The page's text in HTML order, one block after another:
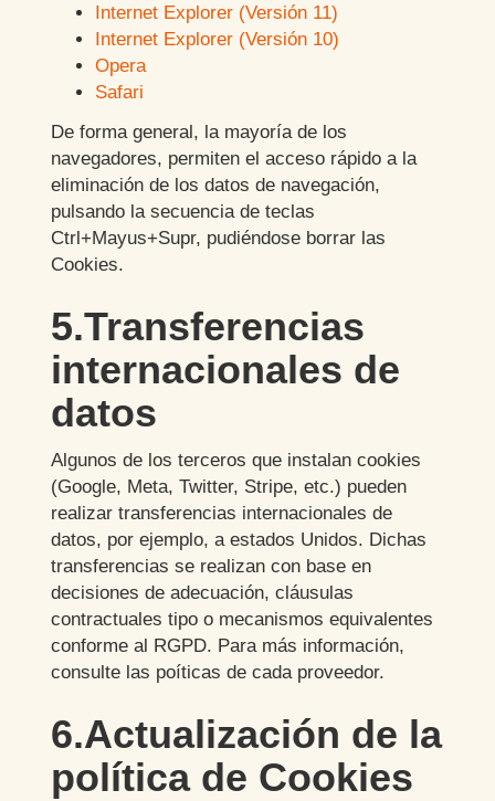
Internet Explorer (Versión 11)
Internet Explorer (Versión 10)
Opera
Safari
De forma general, la mayoría de los
navegadores, permiten el acceso rápido a la
eliminación de los datos de navegación,
pulsando la secuencia de teclas
Ctrl+Mayus+Supr, pudiéndose borrar las
Cookies.
5.Transferencias
internacionales de
datos
Algunos de los terceros que instalan cookies
(Google, Meta, Twitter, Stripe, etc.) pueden
realizar transferencias internacionales de
datos, por ejemplo, a estados Unidos. Dichas
transferencias se realizan con base en
decisiones de adecuación, cláusulas
contractuales tipo o mecanismos equivalentes
conforme al RGPD. Para más información,
consulte las poíticas de cada proveedor.
6.Actualización de la
política de Cookies